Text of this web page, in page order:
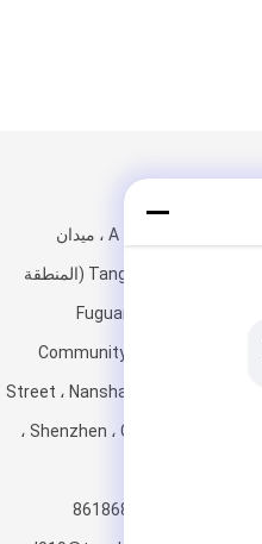
1001 ، بلوك A ، ميدان
Tanglangcheng (المنطقة
الغربية) ، Fuguang
Community ، Taoyuan
Street ، Nanshan District ،
Shenzhen ، Guangdong ،